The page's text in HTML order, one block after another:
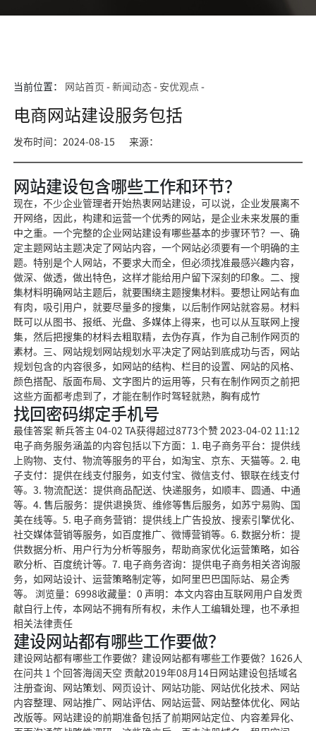
当前位置： 网站首页 -新闻动态- 安优观点 -
电商网站建设服务包括
发布时间：2024-08-15 来源：
网站建设包含哪些工作和环节？
现在，不少企业管理者开始热衷网站建设，可以说，企业发展离不
开网络，因此，构建和运营一个优秀的网站，是企业未来发展的重
中之重。一个完整的企业网站建设有哪些基本的步骤环节？一、确
定主题网站主题决定了网站内容，一个网站必须要有一个明确的主
题。特别是个人网站，不要求大而全，但必须找准最感兴趣内容，
做深、做透，做出特色，这样才能给用户留下深刻的印象。二、搜
集材料明确网站主题后，就要围绕主题搜集材料。要想让网站有血
有肉，吸引用户，就要尽量多的搜集，以后制作网站就容易。材料
既可以从图书、报纸、光盘、多媒体上得来，也可以从互联网上搜
集，然后把搜集的材料去粗取精，去伪存真，作为自己制作网页的
素材。三、网站规划网站规划水平决定了网站到底成功与否，网站
规划包含的内容很多，如网站的结构、栏目的设置、网站的风格、
颜色搭配、版面布局、文字图片的运用等，只有在制作网页之前把
这些方面都考虑到了，才能在制作时驾轻就熟，胸有成竹
找回密码绑定手机号
最佳答案 新兵答主 04-02 TA获得超过8773个赞 2023-04-02 11:12
电子商务服务涵盖的内容包括以下方面：1. 电子商务平台：提供线
上购物、支付、物流等服务的平台，如淘宝、京东、天猫等。2. 电
子支付：提供在线支付服务，如支付宝、微信支付、银联在线支付
等。3. 物流配送：提供商品配送、快递服务，如顺丰、圆通、中通
等。4. 售后服务：提供退换货、维修等售后服务，如苏宁易购、国
美在线等。5. 电子商务营销：提供线上广告投放、搜索引擎优化、
社交媒体营销等服务，如百度推广、微博营销等。6. 数据分析：提
供数据分析、用户行为分析等服务，帮助商家优化运营策略，如谷
歌分析、百度统计等。7. 电子商务咨询：提供电子商务相关咨询服
务，如网站设计、运营策略制定等，如阿里巴巴国际站、易企秀
等。 浏览量：6998收藏量：0 声明：本文内容由互联网用户自发贡
献自行上传，本网站不拥有所有权，未作人工编辑处理，也不承担
相关法律责任
建设网站都有哪些工作要做？
建设网站都有哪些工作要做？建设网站都有哪些工作要做？1626人
在问共 1 个回答海阔天空 贡献2019年08月14日网站建设包括域名
注册查询、网站策划、网页设计、网站功能、网站优化技术、网站
内容整理、网站推广、网站评估、网站运营、网站整体优化、网站
改版等。网站建设的前期准备包括了前期网站定位、内容差异化、